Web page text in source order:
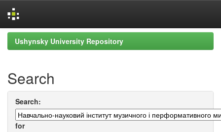
Skip
navigation
Ushynsky University Repository
Search
Search:
for